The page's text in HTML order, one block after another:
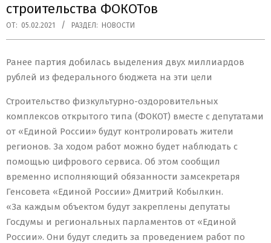
строительства ФОКОТов
ОТ: 05.02.2021 РАЗДЕЛ: НОВОСТИ
Ранее партия добилась выделения двух миллиардов
рублей из федерального бюджета на эти цели
Строительство физкультурно-оздоровительных
комплексов открытого типа (ФОКОТ) вместе с депутатами
от «Единой России» будут контролировать жители
регионов. За ходом работ можно будет наблюдать с
помощью цифрового сервиса. Об этом сообщил
временно исполняющий обязанности замсекретаря
Генсовета «Единой России» Дмитрий Кобылкин.
«За каждым объектом будут закреплены депутаты
Госдумы и региональных парламентов от «Единой
России». Они будут следить за проведением работ по